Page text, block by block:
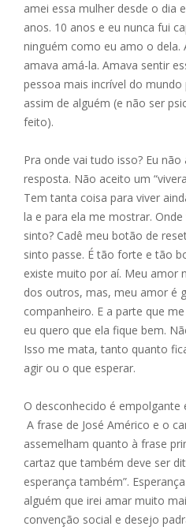
amei essa mulher desde o dia
anos. 10 anos e eu nunca fui
ninguém como eu amo o dela.
amava amá-la. Amava sentir
pessoa mais incrível do
assim de alguém (e não ser
feito).
Pra onde vai tudo isso? Eu
resposta. Não aceito um
Tem tanta coisa para viver
la e para ela me mostrar.
sinto? Cadê meu botão de
sinto passe. É tão forte e tão
existe muito por aí. Meu amor
dos outros, mas, meu amor é
companheiro. E a parte que
eu quero que ela fique bem.
Isso me mata, tanto quanto
agir ou o que esperar.
O desconhecido é empolgante
A frase de José Américo e o
assemelham quanto à frase
cartaz que também deve ser
esperança também”.
alguém que irei amar muito
convenção social e desejo